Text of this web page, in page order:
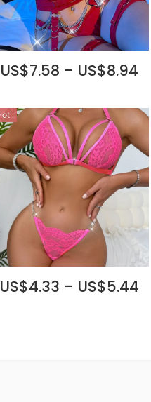
US$7.58 - US$8.94
US$4.33 - US$5.44